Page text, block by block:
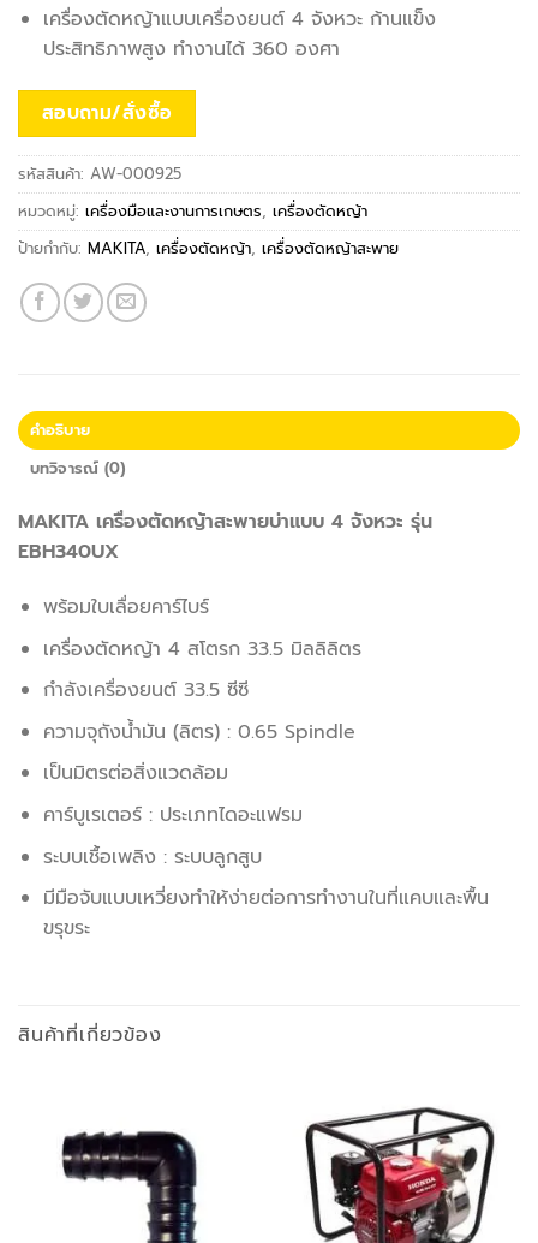
เครื่องตัดหญ้าแบบเครื่องยนต์ 4 จังหวะ ก้านแข็ง
ประสิทธิภาพสูง ทำงานได้ 360 องศา
สอบถาม/สั่งซื้อ
รหัสสินค้า: AW-000925
หมวดหมู่: เครื่องมือและงานการเกษตร, เครื่องตัดหญ้า
ป้ายกำกับ: MAKITA, เครื่องตัดหญ้า, เครื่องตัดหญ้าสะพาย
คำอธิบาย
บทวิจารณ์ (0)
MAKITA เครื่องตัดหญ้าสะพายบ่าแบบ 4 จังหวะ รุ่น
EBH340UX
พร้อมใบเลื่อยคาร์ไบร์
เครื่องตัดหญ้า 4 สโตรก 33.5 มิลลิลิตร
กำลังเครื่องยนต์ 33.5 ซีซี
ความจุถังน้ำมัน (ลิตร) : 0.65 Spindle
เป็นมิตรต่อสิ่งแวดล้อม
คาร์บูเรเตอร์ : ประเภทไดอะแฟรม
ระบบเชื้อเพลิง : ระบบลูกสูบ
มีมือจับแบบเหวี่ยงทำให้ง่ายต่อการทำงานในที่แคบและพื้น
ขรุขระ
สินค้าที่เกี่ยวข้อง